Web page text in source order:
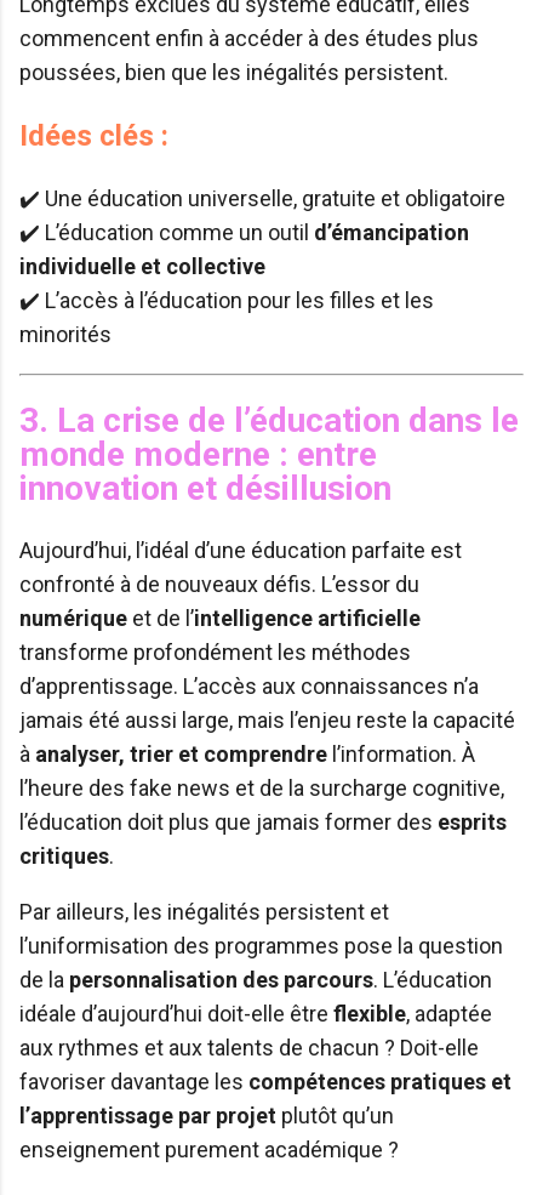
commencent enfin à accéder à des études plus
poussées, bien que les inégalités persistent.
Idées clés :
✔️ Une éducation universelle, gratuite et obligatoire
✔️ L’éducation comme un outil d’émancipation
individuelle et collective
✔️ L’accès à l’éducation pour les filles et les
minorités
3. La crise de l’éducation dans le
monde moderne : entre
innovation et désillusion
Aujourd’hui, l’idéal d’une éducation parfaite est
confronté à de nouveaux défis. L’essor du
numérique et de l’intelligence artificielle
transforme profondément les méthodes
d’apprentissage. L’accès aux connaissances n’a
jamais été aussi large, mais l’enjeu reste la capacité
à analyser, trier et comprendre l’information. À
l’heure des fake news et de la surcharge cognitive,
l’éducation doit plus que jamais former des esprits
critiques.
Par ailleurs, les inégalités persistent et
l’uniformisation des programmes pose la question
de la personnalisation des parcours. L’éducation
idéale d’aujourd’hui doit-elle être flexible, adaptée
aux rythmes et aux talents de chacun ? Doit-elle
favoriser davantage les compétences pratiques et
l’apprentissage par projet plutôt qu’un
enseignement purement académique ?